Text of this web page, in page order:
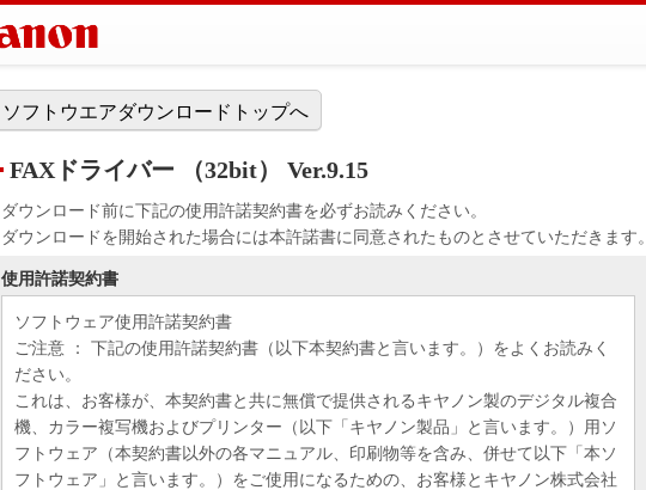
ソフトウエアダウンロードトップへ
FAXドライバー （32bit） Ver.9.15
ダウンロード前に下記の使用許諾契約書を必ずお読みください。
ダウンロードを開始された場合には本許諾書に同意されたものとさせていただきます。
使用許諾契約書
ソフトウェア使用許諾契約書
ご注意 ： 下記の使用許諾契約書（以下本契約書と言います。）をよくお読みく
ださい。
これは、お客様が、本契約書と共に無償で提供されるキヤノン製のデジタル複合
機、カラー複写機およびプリンター（以下「キヤノン製品」と言います。）用ソ
フトウェア（本契約書以外の各マニュアル、印刷物等を含み、併せて以下「本ソ
フトウェア」と言います。）をご使用になるための、お客様とキヤノン株式会社